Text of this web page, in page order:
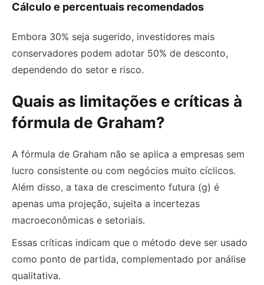
Cálculo e percentuais recomendados
Embora 30% seja sugerido, investidores mais
conservadores podem adotar 50% de desconto,
dependendo do setor e risco.
Quais as limitações e críticas à
fórmula de Graham?
A fórmula de Graham não se aplica a empresas sem
lucro consistente ou com negócios muito cíclicos.
Além disso, a taxa de crescimento futura (g) é
apenas uma projeção, sujeita a incertezas
macroeconômicas e setoriais.
Essas críticas indicam que o método deve ser usado
como ponto de partida, complementado por análise
qualitativa.